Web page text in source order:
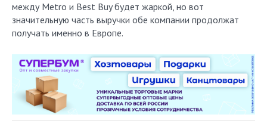
между Metro и Best Buy будет жаркой, но вот
значительную часть выручки обе компании продолжат
получать именно в Европе.